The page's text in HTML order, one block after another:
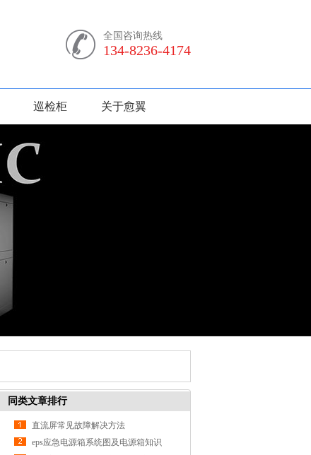
全国咨询热线
134-8236-4174
巡检柜 关于愈翼
同类文章排行
直流屏常见故障解决方法
eps应急电源箱系统图及电源箱知识